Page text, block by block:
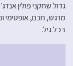
גדול שחקני פולין
מרגש, חכם, אופטימי
בכל גיל.